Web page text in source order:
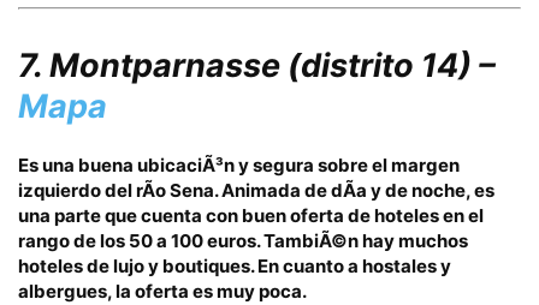
7. Montparnasse (distrito 14) –
Mapa
Es una buena ubicaciÃ³n y segura sobre el margen
izquierdo del rÃ­o Sena. Animada de dÃ­a y de noche, es
una parte que cuenta con buen oferta dehoteles en el
rango de los 50 a 100 euros. TambiÃ©n hay muchos
hoteles de lujo y boutiques. En cuanto a hostales y
albergues, la oferta es muy poca.